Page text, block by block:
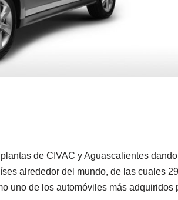
de CIVAC y Aguascalientes
alrededor del mundo, de las cuales
uno de los automóviles más adquiridos